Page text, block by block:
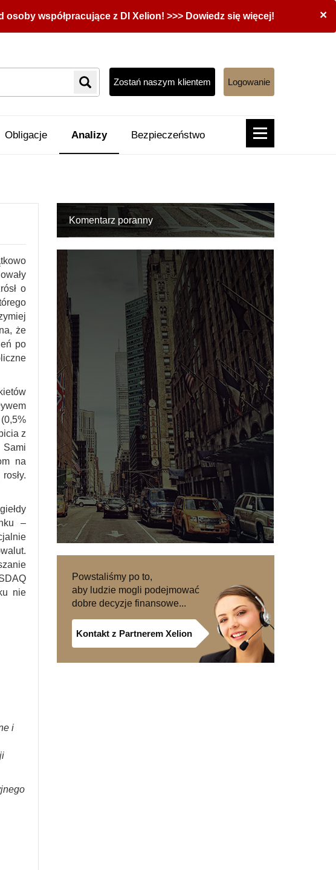
×
współpracujące z DI Xelion! >>> Dowiedz się więcej!
Zostań naszym klientem Logowanie
Obligacje Analizy Bezpieczeństwo
o
że
po
z
na
–
nie
i
Komentarz poranny
Powstaliśmy po to,
aby ludzie mogli podejmować
dobre decyzje finansowe...
Kontakt z Partnerem Xelion